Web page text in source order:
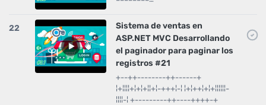
22
Sistema de ventas en
ASP.NET MVC Desarrollando
el paginador para paginar los
registros #21
+--++--------++------+
¦+¦¦¦¦+¦+¦+¦¦+¦-+++¦-¦ ¦+¦++¦+¦+¦¦¦¦¦¦-
¦¦¦¦-¦ +---------++----++++-+